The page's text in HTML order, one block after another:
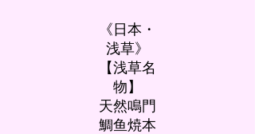
《日本・
浅草》
【浅草名
物】
天然鳴門
鯛鱼焼本